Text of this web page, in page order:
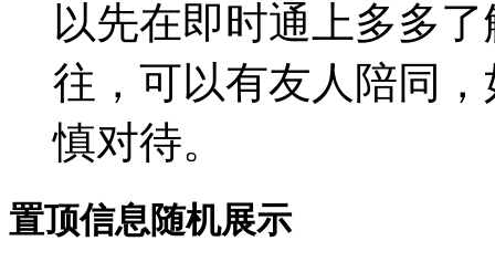
以先在即时通上多多
往，可以有友人陪同
慎对待。
置顶信息随机展示